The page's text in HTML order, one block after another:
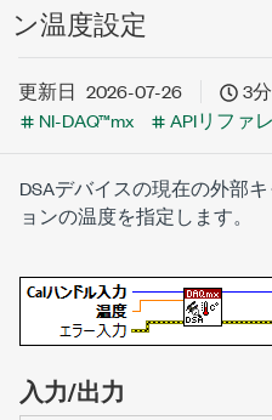
ン温度設定
更新日 2026-07-26
3
NI-DAQ™mx
APIリファ
DSAデバイスの現在の外部
ョンの温度を指定します。
入力/出力